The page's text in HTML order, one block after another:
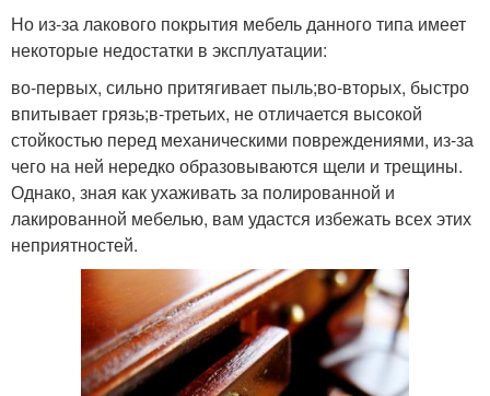
Но из-за лакового покрытия мебель данного типа имеет
некоторые недостатки в эксплуатации:
во-первых, сильно притягивает пыль;во-вторых, быстро
впитывает грязь;в-третьих, не отличается высокой
стойкостью перед механическими повреждениями, из-за
чего на ней нередко образовываются щели и трещины.
Однако, зная как ухаживать за полированной и
лакированной мебелью, вам удастся избежать всех этих
неприятностей.